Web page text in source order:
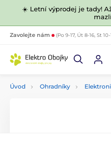
☀️ Letní výprodej je tady!
Zavolejte nám (Po 9-17, Út 8-16, St
Úvod Ohradníky